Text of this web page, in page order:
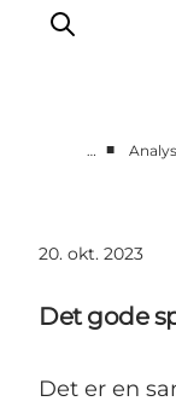
Om
… ■
20. okt. 2023
Det gode
Det er en